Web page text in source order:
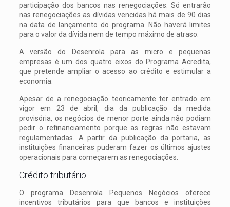
participação dos bancos nas renegociações. Só entrarão
nas renegociações as dívidas vencidas há mais de 90 dias
na data de lançamento do programa. Não haverá limites
para o valor da dívida nem de tempo máximo de atraso.
A versão do Desenrola para as micro e pequenas
empresas é um dos quatro eixos do Programa Acredita,
que pretende ampliar o acesso ao crédito e estimular a
economia.
Apesar de a renegociação teoricamente ter entrado em
vigor em 23 de abril, dia da publicação da medida
provisória, os negócios de menor porte ainda não podiam
pedir o refinanciamento porque as regras não estavam
regulamentadas. A partir da publicação da portaria, as
instituições financeiras puderam fazer os últimos ajustes
operacionais para começarem as renegociações.
Crédito tributário
O programa Desenrola Pequenos Negócios oferece
incentivos tributários para que bancos e instituições